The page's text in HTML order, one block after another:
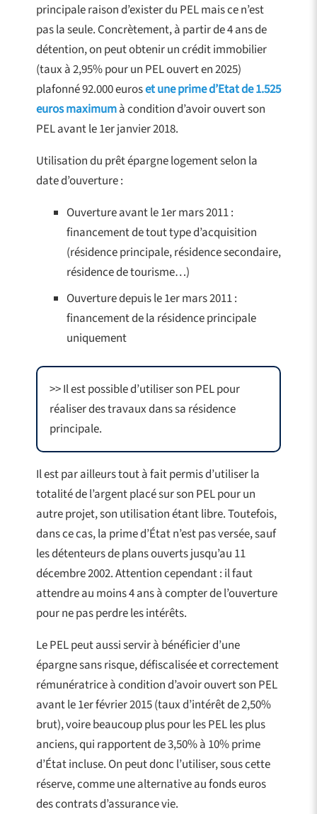
principale raison d’exister du PEL mais ce n’est
pas la seule. Concrètement, à partir de 4 ans de
détention, on peut obtenir un crédit immobilier
(taux à 2,95% pour un PEL ouvert en 2025)
plafonné 92.000 euroset une prime d’Etat de 1.525
euros maximumà condition d’avoir ouvert son
PEL avant le 1er janvier 2018.
Utilisation du prêt épargne logement selon la
date d’ouverture :
Ouverture avant le 1er mars 2011 :
financement de tout type d’acquisition
(résidence principale, résidence secondaire,
résidence de tourisme…)
Ouverture depuis le 1er mars 2011 :
financement de la résidence principale
uniquement
>> Il est possible d’utiliser son PEL pour
réaliser des travaux dans sa résidence
principale.
Il est par ailleurs tout à fait permis d’utiliser la
totalité de l’argent placé sur son PEL pour un
autre projet, son utilisation étant libre. Toutefois,
dans ce cas, la prime d’État n’est pas versée, sauf
les détenteurs de plans ouverts jusqu’au 11
décembre 2002. Attention cependant : il faut
attendre au moins 4 ans à compter de l’ouverture
pour ne pas perdre les intérêts.
Le PEL peut aussi servir à bénéficier d’une
épargne sans risque, défiscalisée et correctement
rémunératrice à condition d’avoir ouvert son PEL
avant le 1er février 2015 (taux d’intérêt de 2,50%
brut), voire beaucoup plus pour les PEL les plus
anciens, qui rapportent de 3,50% à 10% prime
d’État incluse. On peut donc l’utiliser, sous cette
réserve, comme une alternative au fonds euros
des contrats d’assurance vie.